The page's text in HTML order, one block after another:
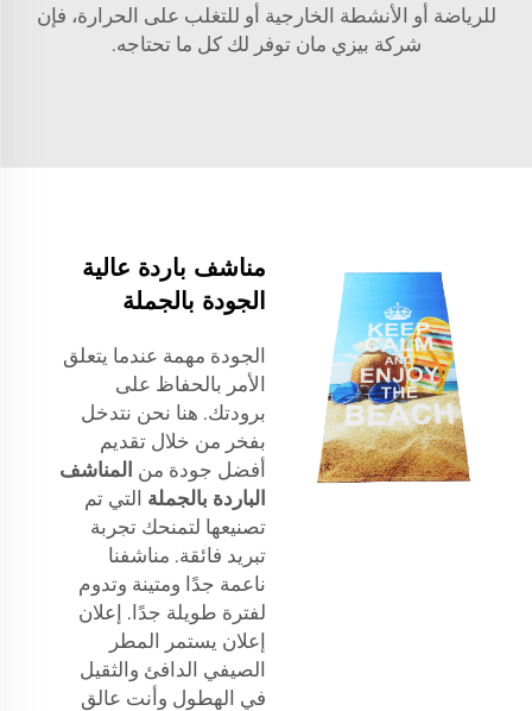
للرياضة أو الأنشطة الخارجية أو للتغلب على الحرارة، فإن
شركة بيزي مان توفر لك كل ما تحتاجه.
مناشف باردة عالية
الجودة بالجملة
الجودة مهمة عندما يتعلق
الأمر بالحفاظ على
برودتك. هنا نحن نتدخل
بفخر من خلال تقديم
أفضل جودة من المناشف
الباردة بالجملة التي تم
تصنيعها لتمنحك تجربة
تبريد فائقة. مناشفنا
ناعمة جدًا ومتينة وتدوم
لفترة طويلة جدًا. إعلان
إعلان يستمر المطر
الصيفي الدافئ والثقيل
في الهطول وأنت عالق